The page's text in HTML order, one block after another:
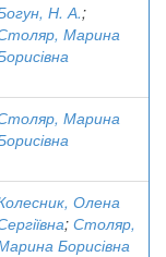
Н. А.;
Марина
Марина
Олена
; Столяр,
Борисівна